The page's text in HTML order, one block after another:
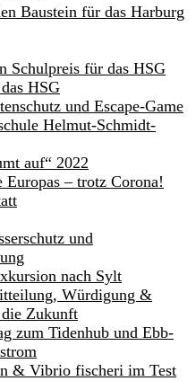
Baustein für das Harburg
Schulpreis für das HSG
HSG
und Escape-Game
Helmut-Schmidt-
auf“ 2022
Europas – trotz Corona!
und
nach Sylt
Würdigung &
Zukunft
zum Tidenhub und Ebb-
& Vibrio fischeri im Test